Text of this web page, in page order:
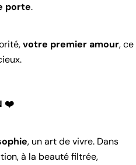
porte.
votre premier amour, ce
❤️
, un art de vivre. Dans
à la beauté filtrée,